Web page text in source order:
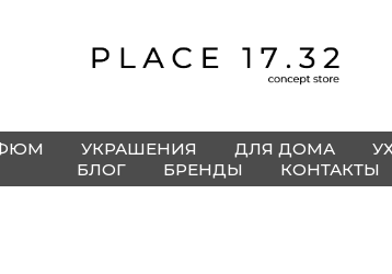
УКРАШЕНИЯ ДЛЯ ДОМА
БЛОГ
БРЕНДЫ КОНТАКТЫ